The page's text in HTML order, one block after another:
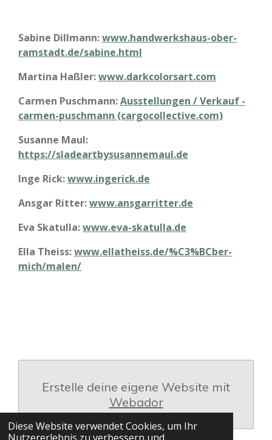
Diese Website verwendet Cookies, um Ihr
Sabine Dillmann:www.handwerkshaus-ober-
ramstadt.de/sabine.html
Martina Haßler:www.darkcolorsart.com
Carmen Puschmann:Ausstellungen / Verkauf -
carmen-puschmann (cargocollective.com)
Susanne Maul:
https://sladeartbysusannemaul.de
Inge Rick:www.ingerick.de
Ansgar Ritter:www.ansgarritter.de
Eva Skatulla:www.eva-skatulla.de
Ella Theiss:www.ellatheiss.de/%C3%BCber-
mich/malen/
Erstelle deine eigene Website mit
Webador